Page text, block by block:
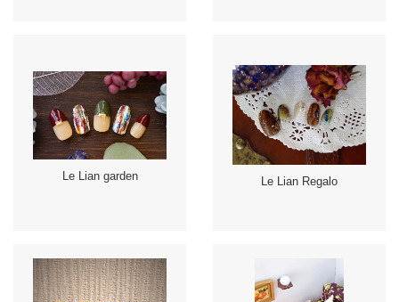
Le Lian garden Le Lian Regalo